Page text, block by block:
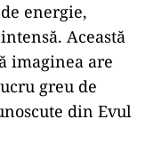
energie,
Această
imaginea are
greu de
din Evul